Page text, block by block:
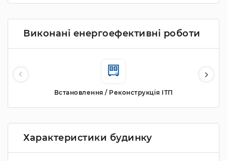
Виконані енергоефективні роботи
Встановлення / Реконструкція ІТП
Характеристики будинку